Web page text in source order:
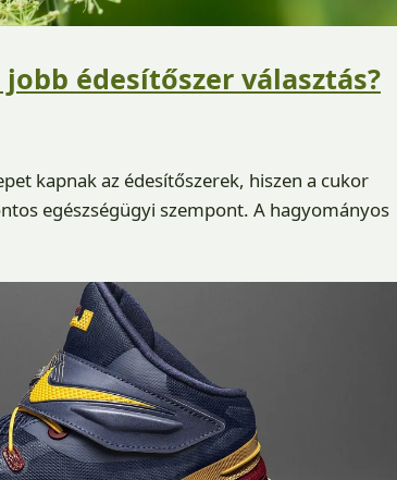
édesítőszer választás?
kapnak az édesítőszerek, hiszen a cukor
egészségügyi szempont. A hagyományos